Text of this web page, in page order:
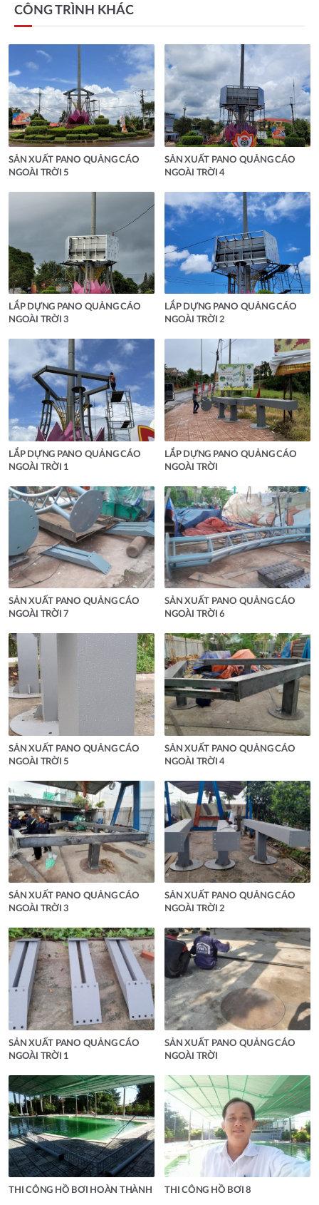
CÔNG TRÌNH KHÁC
SẢN XUẤT PANO QUẢNG CÁO
NGOÀI TRỜI 5
SẢN XUẤT PANO QUẢNG CÁO
NGOÀI TRỜI 4
LẮP DỰNG PANO QUẢNG CÁO
NGOÀI TRỜI 3
LẮP DỰNG PANO QUẢNG CÁO
NGOÀI TRỜI 2
LẮP DỰNG PANO QUẢNG CÁO
NGOÀI TRỜI 1
LẮP DỰNG PANO QUẢNG CÁO
NGOÀI TRỜI
SẢN XUẤT PANO QUẢNG CÁO
NGOÀI TRỜI 7
SẢN XUẤT PANO QUẢNG CÁO
NGOÀI TRỜI 6
SẢN XUẤT PANO QUẢNG CÁO
NGOÀI TRỜI 5
SẢN XUẤT PANO QUẢNG CÁO
NGOÀI TRỜI 4
SẢN XUẤT PANO QUẢNG CÁO
NGOÀI TRỜI 3
SẢN XUẤT PANO QUẢNG CÁO
NGOÀI TRỜI 2
SẢN XUẤT PANO QUẢNG CÁO
NGOÀI TRỜI 1
SẢN XUẤT PANO QUẢNG CÁO
NGOÀI TRỜI
THI CÔNG HỒ BƠI HOÀN THÀNH THI CÔNG HỒ BƠI 8